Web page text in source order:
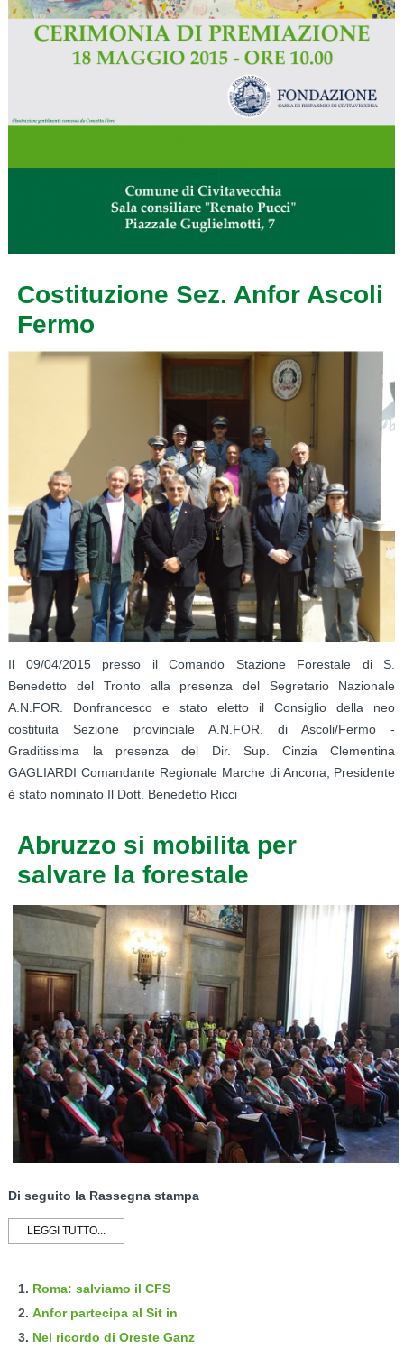
Costituzione Sez. Anfor Ascoli
Fermo
Il 09/04/2015 presso il Comando Stazione Forestale di S.
Benedetto del Tronto alla presenza del Segretario Nazionale
A.N.FOR. Donfrancesco e stato eletto il Consiglio della neo
costituita Sezione provinciale A.N.FOR. di Ascoli/Fermo -
Graditissima la presenza del Dir. Sup. Cinzia Clementina
GAGLIARDI Comandante Regionale Marche di Ancona, Presidente
è stato nominato Il Dott. Benedetto Ricci
Abruzzo si mobilita per
salvare la forestale
Di seguito la Rassegna stampa
LEGGI TUTTO...
Roma: salviamo il CFS
Anfor partecipa al Sit in
Nel ricordo di Oreste Ganz